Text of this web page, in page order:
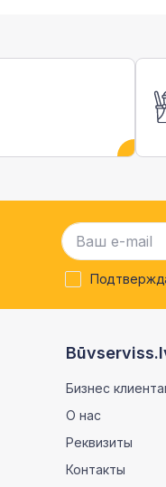
Бизнес
О нас
Реквизиты
Контакты